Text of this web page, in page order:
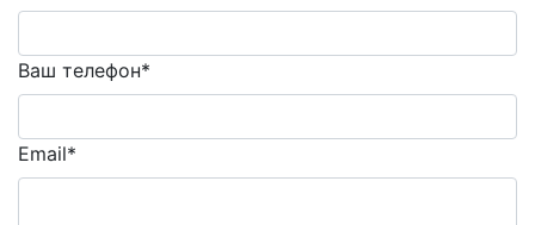
Ваш телефон*
Email*